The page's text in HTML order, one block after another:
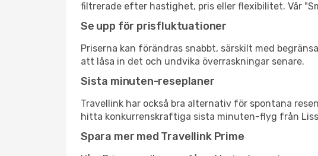
filtrerade efter hastighet, pris eller flexibilitet. Vår
Se upp för prisfluktuationer
Priserna kan förändras snabbt, särskilt med
att låsa in det och undvika överraskningar senare.
Sista minuten-reseplaner
Travellink har också bra alternativ för spontana
hitta konkurrenskraftiga sista minuten-flyg från
Spara mer med Travellink Prime